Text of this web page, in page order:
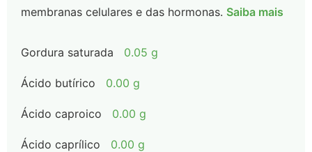
membranas celulares e das hormonas. Saiba mais
Gordura saturada 0.05 g
Ácido butírico 0.00 g
Ácido caproico 0.00 g
Ácido caprílico 0.00 g